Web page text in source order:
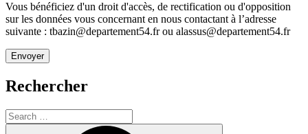
Vous bénéficiez d'un droit d'accès, de rectification ou d'opposition
sur les données vous concernant en nous contactant à l’adresse
suivante : tbazin@departement54.fr ou alassus@departement54.fr
Rechercher
Search
for: